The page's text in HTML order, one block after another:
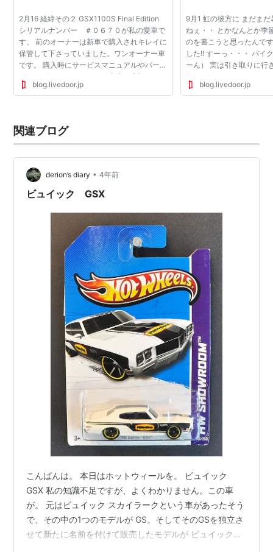
2月16 経緯その２ GSX1100S Final Edition
シリアルナンバー ＃０６７０が私の愛車で
す。 前のオーナーは新車で購入されキレイに
保管して下さっていました。ワンオーナー車
です。 購入時にサービスマニュアルやパーツ
カタログまで頂きました。 本当に大切にされ
ていたのでしょう。 そしてぴかぴかの車検証
blog.livedoor.jp
9月1 虹の彼方に まだま
ねぇ・・ とかなんとか季
のを書こうと思ったんで
した!! すーっ・・・ バイ
ーん） 実は引き取りに行
旬だったのですがちょっ
してましたのと天気の折
blog.livedoor.jp
関連ブログ
derion’s diary • 4年前
ビュイック GSX
こんばんは。 本日はホットウィールを。 ビュイック
GSX 私の知識不足ですが、よくわかりません。この車
が。 元はビュイック スカイラークという車があったそう
で、その中の1つのモデルが GS。そしてそのGSを独立さ
せて新たに名前を付けて販売したモデルが ビュイック